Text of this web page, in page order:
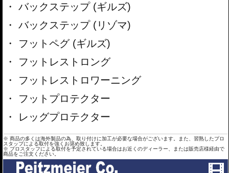
バックステップ (ギルズ)
バックステップ (リゾマ)
フットペグ (ギルズ)
フットレストロング
フットレストロワーニング
フットプロテクター
レッグプロテクター
※ 商品の多くは海外製品の為、取り付けに加工が必要な場合がございます。また、習熟したプロ
スタップによる取付を強くお奨め致します。
※ プロスタッフによる取付を予定されている場合はお近くのディーラー、または販売店様経由で
商品をご注文ください。